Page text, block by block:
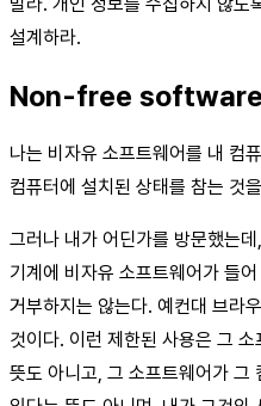
설계하라.
Non-free
나는 비자유 소프트웨어를 내 컴
컴퓨터에 설치된 상태를 참는 것
그러나 내가 어딘가를 방문했는
기계에 비자유 소프트웨어가 들
거부하지는 않는다. 예컨대 브라
것이다. 이런 제한된 사용은 그
뜻도 아니고, 그 소프트웨어가 그